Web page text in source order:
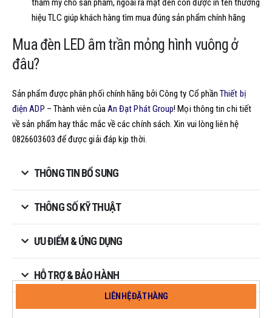
thẩm mỹ cho sản phẩm, ngoài ra mặt đèn còn được in tên thương
hiệu TLC giúp khách hàng tìm mua đúng sản phẩm chính hãng
Mua đèn LED âm trần mỏng hình vuông ở
đâu?
Sản phẩm được phân phối chính hãng bởi Công ty Cổ phầnThiết bị
điện ADP – Thành viên củaAn Đạt Phát Group! Mọi thông tin chi tiết
về sản phẩm hay thắc mắc về các chính sách. Xin vui lòng liên hệ
0826603603 để được giải đáp kịp thời.
THÔNG TIN BỔ SUNG
THÔNG SỐ KỸ THUẬT
ƯU ĐIỂM & ỨNG DỤNG
HỖ TRỢ & BẢO HÀNH
LIÊN HỆ ĐẶT HÀNG